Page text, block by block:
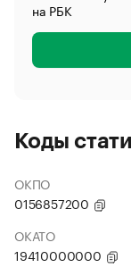
на РБК
Коды
ОКПО
0156857200
ОКАТО
19410000000